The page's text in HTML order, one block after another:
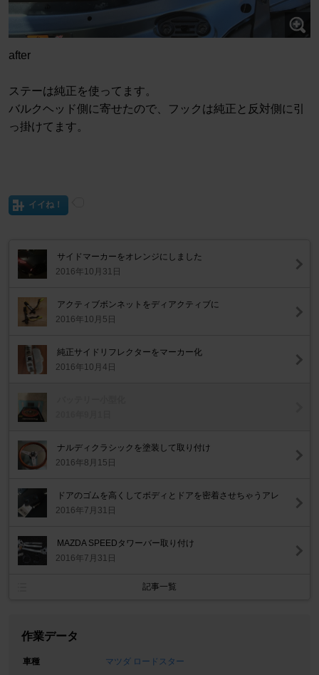
after
ステーは純正を使ってます。
バルクヘッド側に寄せたので、フックは純正と反対側に引
っ掛けてます。
イイね！
サイドマーカーをオレンジにしました
2016年10月31日
アクティブボンネットをディアクティブに
2016年10月5日
純正サイドリフレクターをマーカー化
2016年10月4日
ナルディクラシックを塗装して取り付け
2016年8月15日
ドアのゴムを高くしてボディとドアを密着させちゃうアレ
2016年7月31日
MAZDA SPEEDタワーバー取り付け
2016年7月31日
記事一覧
作業データ
車種
マツダ ロードスター